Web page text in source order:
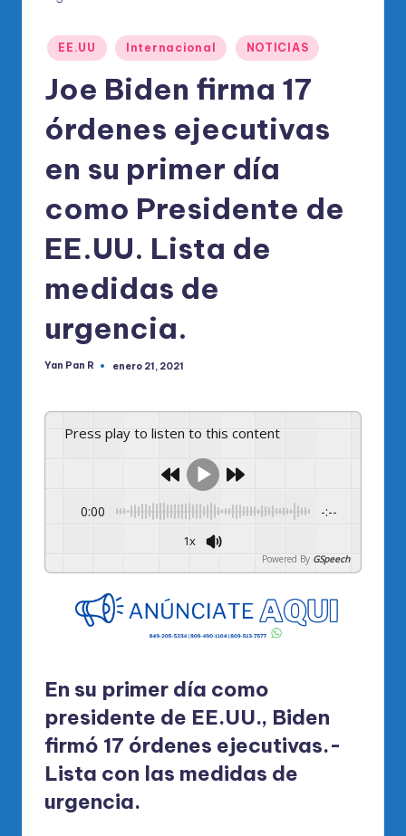
O
ci
al
R
M
Publicado
en
EE.UU Internacional NOTICIAS
Joe Biden firma 17
órdenes ejecutivas
en su primer día
como Presidente de
EE.UU. Lista de
medidas de
urgencia.
Publicado
Yan Pan R enero 21, 2021
Press play to listen to this content
0:00 -:--
1x
Powered By GSpeech
En su primer día como
presidente de EE.UU., Biden
firmó 17 órdenes ejecutivas.-
Lista con las medidas de
urgencia.